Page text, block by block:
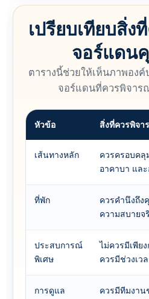
เปรียบเทียบสิ่ง
จอร์แดน
ตารางนี้ช่วยให้เห็นภาพอง
จอร์แดนที่ควรพิจาร
หัวข้อ สิ่งที่ควรพิจา
เส้นทางหลัก
ควรครอบคลุ
อาคาบา แล
ที่พัก
ควรคำนึงถึง
ความสบายจ
ประสบการณ์
พิเศษ
ไม่ควรมีเพีย
ควรมีช่วงเว
การดูแล
ควรมีทีมงา